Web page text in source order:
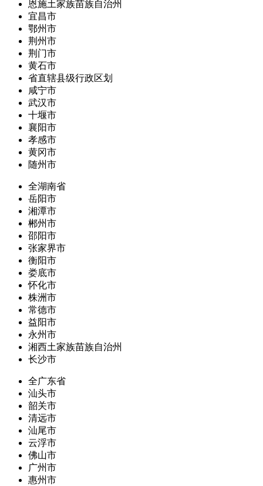
恩施土家族苗族自治州
宜昌市
鄂州市
荆州市
荆门市
黄石市
省直辖县级行政区划
咸宁市
武汉市
十堰市
襄阳市
孝感市
黄冈市
随州市
全湖南省
岳阳市
湘潭市
郴州市
邵阳市
张家界市
衡阳市
娄底市
怀化市
株洲市
常德市
益阳市
永州市
湘西土家族苗族自治州
长沙市
全广东省
汕头市
韶关市
清远市
汕尾市
云浮市
佛山市
广州市
惠州市